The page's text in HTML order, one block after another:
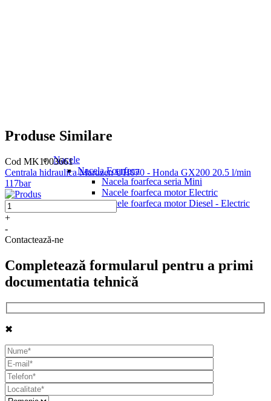
Nacele
Nacela Foarfeca
Nacela foarfeca seria Mini
Nacele foarfeca motor Electric
Nacele foarfeca motor Diesel - Electric
Produse Similare
Cod MK1003661
Centrala hidraulica Maruzen UH070 - Honda GX200 20.5 l/min
117bar
+
-
Contactează-ne
Completează formularul pentru a primi
documentatia tehnică
✖